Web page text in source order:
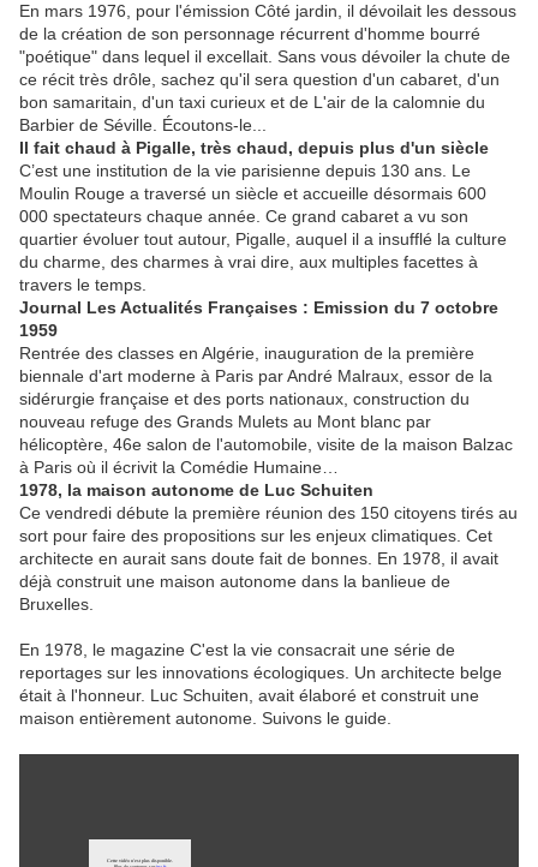
En mars 1976, pour l'émission Côté jardin, il dévoilait les dessous
de la création de son personnage récurrent d'homme bourré
"poétique" dans lequel il excellait. Sans vous dévoiler la chute de
ce récit très drôle, sachez qu'il sera question d'un cabaret, d'un
bon samaritain, d'un taxi curieux et de L'air de la calomnie du
Barbier de Séville. Écoutons-le...
Il fait chaud à Pigalle, très chaud, depuis plus d'un siècle
C’est une institution de la vie parisienne depuis 130 ans. Le
Moulin Rouge a traversé un siècle et accueille désormais 600
000 spectateurs chaque année. Ce grand cabaret a vu son
quartier évoluer tout autour, Pigalle, auquel il a insufflé la culture
du charme, des charmes à vrai dire, aux multiples facettes à
travers le temps.
Journal Les Actualités Françaises : Emission du 7 octobre
1959
Rentrée des classes en Algérie, inauguration de la première
biennale d'art moderne à Paris par André Malraux, essor de la
sidérurgie française et des ports nationaux, construction du
nouveau refuge des Grands Mulets au Mont blanc par
hélicoptère, 46e salon de l'automobile, visite de la maison Balzac
à Paris où il écrivit la Comédie Humaine…
1978, la maison autonome de Luc Schuiten
Ce vendredi débute la première réunion des 150 citoyens tirés au
sort pour faire des propositions sur les enjeux climatiques. Cet
architecte en aurait sans doute fait de bonnes. En 1978, il avait
déjà construit une maison autonome dans la banlieue de
Bruxelles.
En 1978, le magazine C'est la vie consacrait une série de
reportages sur les innovations écologiques. Un architecte belge
était à l'honneur. Luc Schuiten, avait élaboré et construit une
maison entièrement autonome. Suivons le guide.